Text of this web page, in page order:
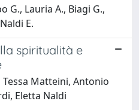
G., Lauria A., Biagi G.,
E.
spiritualità e
Tessa Matteini, Antonio
Eletta Naldi